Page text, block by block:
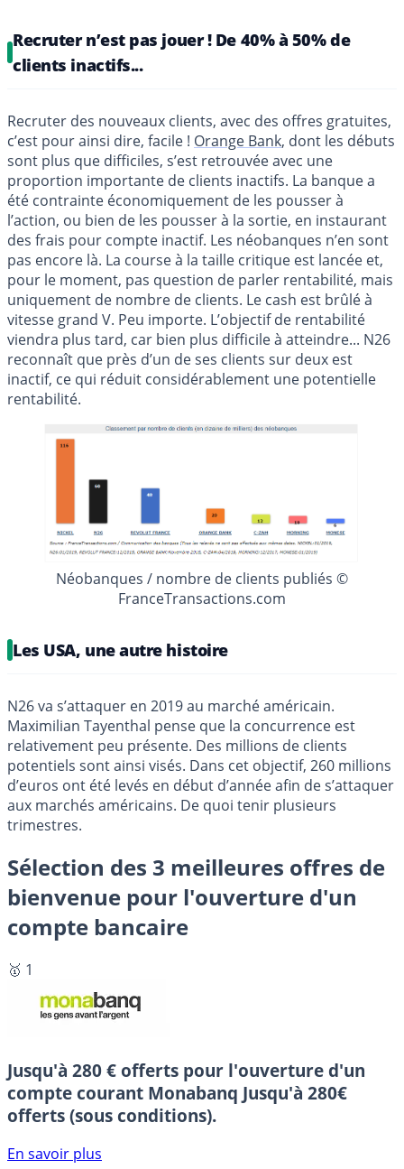
Recruter n’est pas jouer ! De 40% à 50% de
clients inactifs...
Recruter des nouveaux clients, avec des offres gratuites,
c’est pour ainsi dire, facile ! Orange Bank, dont les débuts
sont plus que difficiles, s’est retrouvée avec une
proportion importante de clients inactifs. La banque a
été contrainte économiquement de les pousser à
l’action, ou bien de les pousser à la sortie, en instaurant
des frais pour compte inactif. Les néobanques n’en sont
pas encore là. La course à la taille critique est lancée et,
pour le moment, pas question de parler rentabilité, mais
uniquement de nombre de clients. Le cash est brûlé à
vitesse grand V. Peu importe. L’objectif de rentabilité
viendra plus tard, car bien plus difficile à atteindre... N26
reconnaît que près d’un de ses clients sur deux est
inactif, ce qui réduit considérablement une potentielle
rentabilité.
Néobanques / nombre de clients publiés ©
FranceTransactions.com
Les USA, une autre histoire
N26 va s’attaquer en 2019 au marché américain.
Maximilian Tayenthal pense que la concurrence est
relativement peu présente. Des millions de clients
potentiels sont ainsi visés. Dans cet objectif, 260 millions
d’euros ont été levés en début d’année afin de s’attaquer
aux marchés américains. De quoi tenir plusieurs
trimestres.
Sélection des 3 meilleures offres de
bienvenue pour l'ouverture d'un
compte bancaire
🥇 1
Jusqu'à 280 € offerts pour l'ouverture d'un
compte courant Monabanq Jusqu'à 280€
offerts (sous conditions).
En savoir plus